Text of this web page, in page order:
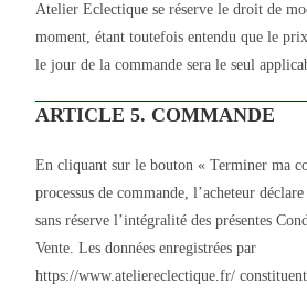
Atelier Eclectique se réserve le droit de
moment, étant toutefois entendu que le
le jour de la commande sera le seul
ARTICLE 5. COMMANDE
En cliquant sur le bouton « Terminer ma
processus de commande, l’acheteur
sans réserve l’intégralité des présentes
Vente. Les données enregistrées par
https://www.ateliereclectique.fr/